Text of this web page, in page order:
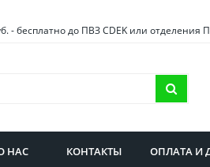
- бесплатно до ПВЗ CDEK или отделения
НАС КОНТАКТЫ ОПЛАТА И